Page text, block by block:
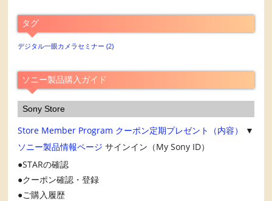
ア
ー
カ
ブ
タグ
デジタル一眼カメラセミナー (2)
ソニー製品購入ガイド
Sony Store
Store Member Program クーポン定期プレゼント（内容）
▼
ソニー製品情報ページ サインイン（My Sony ID）
STARの確認
クーポン確認・登録
ご購入履歴